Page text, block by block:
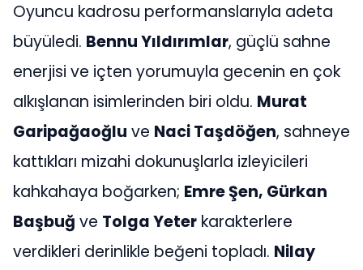
Oyuncu kadrosu performanslarıyla adeta
büyüledi. Bennu Yıldırımlar, güçlü sahne
enerjisi ve içten yorumuyla gecenin en çok
alkışlanan isimlerinden biri oldu. Murat
Garipağaoğlu ve Naci Taşdöğen, sahneye
kattıkları mizahi dokunuşlarla izleyicileri
kahkahaya boğarken; Emre Şen, Gürkan
Başbuğ ve Tolga Yeter karakterlere
verdikleri derinlikle beğeni topladı. Nilay